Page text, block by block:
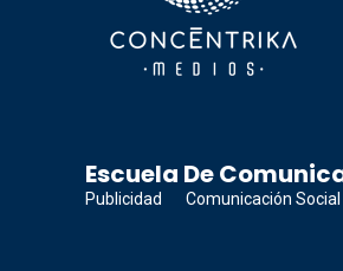
Escuela De
Publicidad Comunicación